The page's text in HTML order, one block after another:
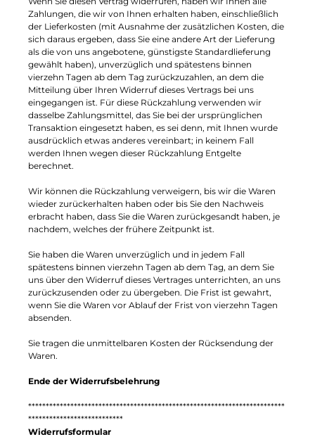
Zahlungen, die wir von Ihnen erhalten haben, einschließlich
der Lieferkosten (mit Ausnahme der zusätzlichen Kosten, die
sich daraus ergeben, dass Sie eine andere Art der Lieferung
als die von uns angebotene, günstigste Standardlieferung
gewählt haben), unverzüglich und spätestens binnen
vierzehn Tagen ab dem Tag zurückzuzahlen, an dem die
Mitteilung über Ihren Widerruf dieses Vertrags bei uns
eingegangen ist. Für diese Rückzahlung verwenden wir
dasselbe Zahlungsmittel, das Sie bei der ursprünglichen
Transaktion eingesetzt haben, es sei denn, mit Ihnen wurde
ausdrücklich etwas anderes vereinbart; in keinem Fall
werden Ihnen wegen dieser Rückzahlung Entgelte
berechnet.
Wir können die Rückzahlung verweigern, bis wir die Waren
wieder zurückerhalten haben oder bis Sie den Nachweis
erbracht haben, dass Sie die Waren zurückgesandt haben, je
nachdem, welches der frühere Zeitpunkt ist.
Sie haben die Waren unverzüglich und in jedem Fall
spätestens binnen vierzehn Tagen ab dem Tag, an dem Sie
uns über den Widerruf dieses Vertrages unterrichten, an uns
zurückzusenden oder zu übergeben. Die Frist ist gewahrt,
wenn Sie die Waren vor Ablauf der Frist von vierzehn Tagen
absenden.
Sie tragen die unmittelbaren Kosten der Rücksendung der
Waren.
Ende der Widerrufsbelehrung
*************************************************************************
***************************
Widerrufsformular